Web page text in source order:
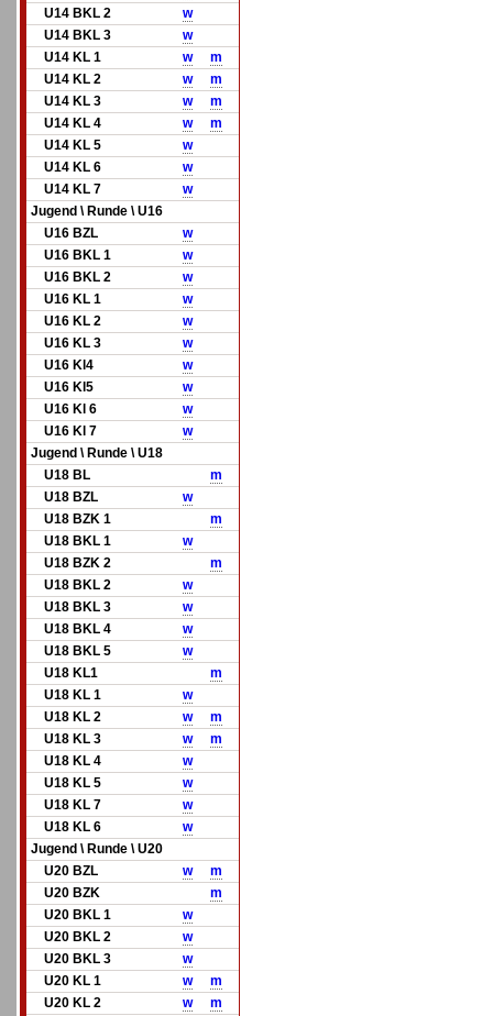
U14 BKL 2
w
U14 BKL 3
w
U14 KL 1
w
m
U14 KL 2
w
m
U14 KL 3
w
m
U14 KL 4
w
m
U14 KL 5
w
U14 KL 6
w
U14 KL 7
w
Jugend \ Runde \ U16
U16 BZL
w
U16 BKL 1
w
U16 BKL 2
w
U16 KL 1
w
U16 KL 2
w
U16 KL 3
w
U16 Kl4
w
U16 Kl5
w
U16 Kl 6
w
U16 Kl 7
w
Jugend \ Runde \ U18
U18 BL
m
U18 BZL
w
U18 BZK 1
m
U18 BKL 1
w
U18 BZK 2
m
U18 BKL 2
w
U18 BKL 3
w
U18 BKL 4
w
U18 BKL 5
w
U18 KL1
m
U18 KL 1
w
U18 KL 2
w
m
U18 KL 3
w
m
U18 KL 4
w
U18 KL 5
w
U18 KL 7
w
U18 KL 6
w
Jugend \ Runde \ U20
U20 BZL
w
m
U20 BZK
m
U20 BKL 1
w
U20 BKL 2
w
U20 BKL 3
w
U20 KL 1
w
m
U20 KL 2
w
m